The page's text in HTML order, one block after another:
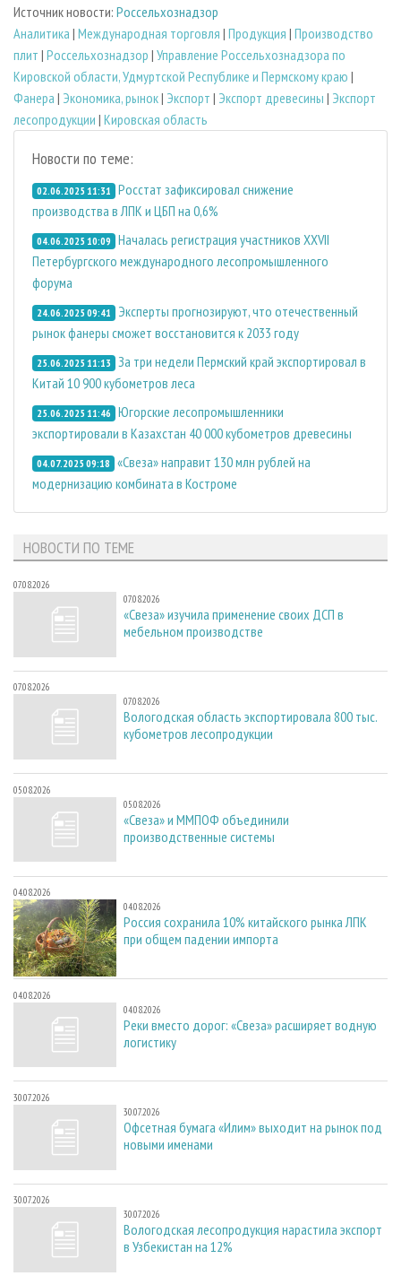
Источник новости: Россельхознадзор
Аналитика | Международная торговля | Продукция | Производство
плит | Россельхознадзор | Управление Россельхознадзора по
Кировской области, Удмуртской Республике и Пермскому краю |
Фанера | Экономика, рынок| Экспорт | Экспорт древесины | Экспорт
лесопродукции | Кировская область
Новости по теме:
02.06.2025 11:31 Росстат зафиксировал снижение
производства в ЛПК и ЦБП на 0,6%
04.06.2025 10:09 Началась регистрация участников XXVII
Петербургского международного лесопромышленного
форума
24.06.2025 09:41
Эксперты прогнозируют, что отечественный
рынок фанеры сможет восстановится к 2033 году
25.06.2025 11:13 За три недели Пермский край экспортировал в
Китай 10 900 кубометров леса
25.06.2025 11:46 Югорские лесопромышленники
экспортировали в Казахстан 40 000 кубометров древесины
04.07.2025 09:18 «Свеза» направит 130 млн рублей на
модернизацию комбината в Костроме
НОВОСТИ ПО ТЕМЕ
07.08.2026
07.08.2026
«Свеза» изучила применение своих ДСП в
мебельном производстве
07.08.2026
07.08.2026
Вологодская область экспортировала 800 тыс.
кубометров лесопродукции
05.08.2026
05.08.2026
«Свеза» и ММПОФ объединили
производственные системы
04.08.2026
04.08.2026
Россия сохранила 10% китайского рынка ЛПК
при общем падении импорта
04.08.2026
04.08.2026
Реки вместо дорог: «Свеза» расширяет водную
логистику
30.07.2026
30.07.2026
Офсетная бумага «Илим» выходит на рынок под
новыми именами
30.07.2026
30.07.2026
Вологодская лесопродукция нарастила экспорт
в Узбекистан на 12%